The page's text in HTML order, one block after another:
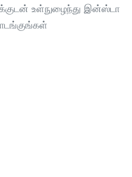
உள்நுழைந்து இன்ஸ்டா